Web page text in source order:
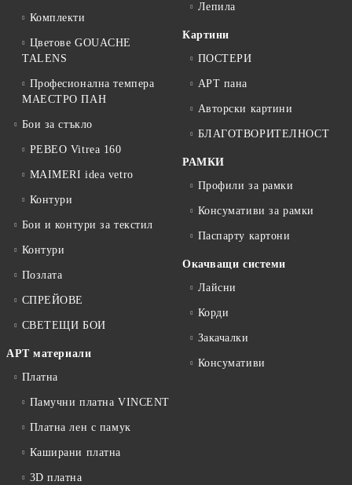
Комплекти
Цветове GOUACHE
TALENS
Професионална темпера
МАЕСТРО ПАН
Бои за стъкло
PEBEO Vitrea 160
MAIMERI idea vetro
Контури
Бои и контури за текстил
Контури
Позлата
СПРЕЙОВЕ
СВЕТЕЩИ БОИ
АРТ материали
Платна
Памучни платна VINCENT
Платна лен с памук
Каширани платна
3D платна
Лепила
Картини
ПОСТЕРИ
АРТ пана
Авторски картини
БЛАГОТВОРИТЕЛНОСТ
РАМКИ
Профили за рамки
Консумативи за рамки
Паспарту картони
Окачващи системи
Лайсни
Корди
Закачалки
Консумативи